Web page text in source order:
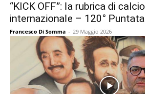
“KICK OFF”: la rubrica di calcio
internazionale – 120° Puntata
Francesco Di Somma - 29 Maggio 2026